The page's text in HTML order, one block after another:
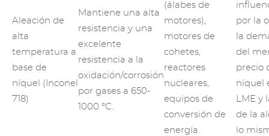
Aleación de
alta
temperatura a
base de
níquel (Inconel
718)
Mantiene una alta
resistencia y una
excelente
resistencia a la
oxidación/corrosión
por gases a 650-
1000 °C.
(álabes de
motores),
motores de
cohetes,
reactores
nucleares,
equipos de
conversión de
energía.
por la
la
del
precio
níquel
LME y
de la
lo